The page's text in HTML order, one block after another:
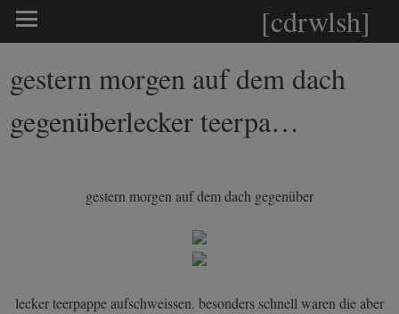
[cdrwlsh]
gestern morgen auf dem dach
gegenüberlecker teerpa…
gestern morgen auf demdach gegenüber
lecker teerpappe aufschweissen. besonders schnell waren die aber